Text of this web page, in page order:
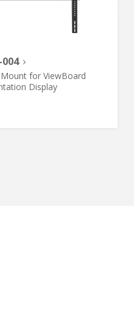
Mount for ViewBoard
Display